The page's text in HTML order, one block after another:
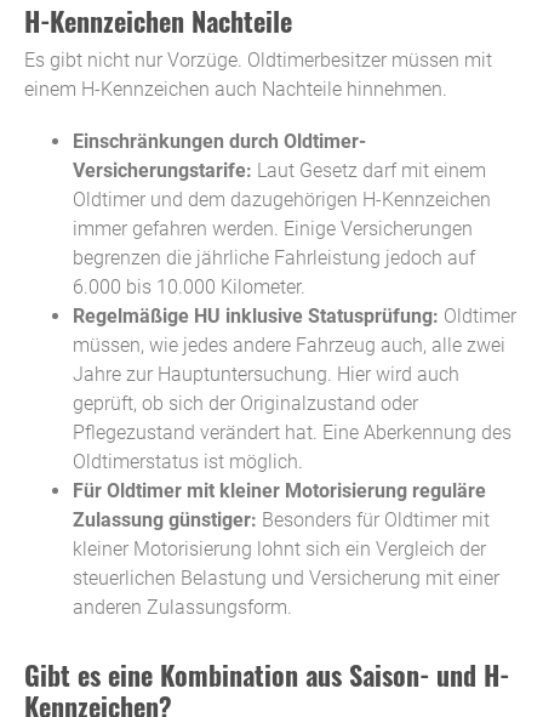
H-Kennzeichen Nachteile
Es gibt nicht nur Vorzüge. Oldtimerbesitzer müssen mit
einem H-Kennzeichen auch Nachteile hinnehmen.
Einschränkungen durch Oldtimer-
Versicherungstarife: Laut Gesetz darf mit einem
Oldtimer und dem dazugehörigen H-Kennzeichen
immer gefahren werden. Einige Versicherungen
begrenzen die jährliche Fahrleistung jedoch auf
6.000 bis 10.000 Kilometer.
Regelmäßige HU inklusive Statusprüfung: Oldtimer
müssen, wie jedes andere Fahrzeug auch, alle zwei
Jahre zur Hauptuntersuchung. Hier wird auch
geprüft, ob sich der Originalzustand oder
Pflegezustand verändert hat. Eine Aberkennung des
Oldtimerstatus ist möglich.
Für Oldtimer mit kleiner Motorisierung reguläre
Zulassung günstiger: Besonders für Oldtimer mit
kleiner Motorisierung lohnt sich ein Vergleich der
steuerlichen Belastung und Versicherung mit einer
anderen Zulassungsform.
Gibt es eine Kombination aus Saison- und H-
Kennzeichen?